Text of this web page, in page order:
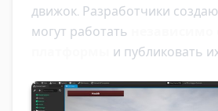
движок. Разработчики
могут работать
и публиковать